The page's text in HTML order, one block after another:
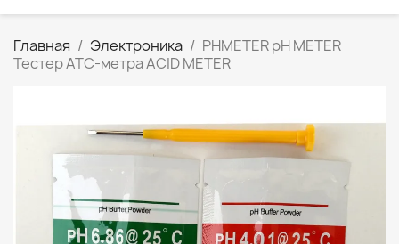
Главная Электроника
PHMETER pH METER
Тестер ATC-метра ACID METER